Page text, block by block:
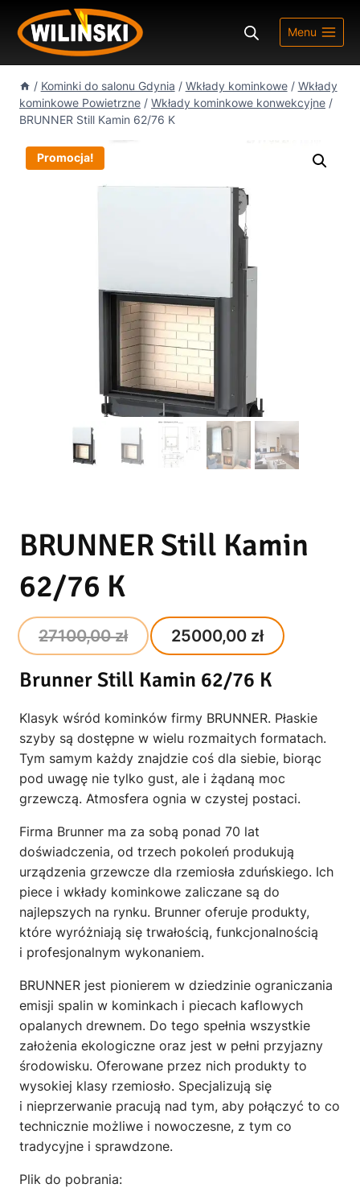
Przejdź
treści
Menu
/ Kominki do salonu Gdynia / Wkłady kominkowe / Wkłady
kominkowe Powietrzne / Wkłady kominkowe konwekcyjne /
BRUNNER Still Kamin 62/76 K
Promocja!
BRUNNER Still Kamin
62/76 K
27100,00zł
Original
price
was:
27100,00 zł.
25000,00 zł
Current
25000,00
Brunner Still Kamin 62/76 K
Klasyk wśród kominków firmy BRUNNER. Płaskie
szyby są dostępne w wielu rozmaitych formatach.
Tym samym każdy znajdzie coś dla siebie, biorąc
pod uwagę nie tylko gust, ale i żądaną moc
grzewczą. Atmosfera ognia w czystej postaci.
Firma Brunner ma za sobą ponad 70 lat
doświadczenia, od trzech pokoleń produkują
urządzenia grzewcze dla rzemiosła zduńskiego. Ich
piece i wkłady kominkowe zaliczane są do
najlepszych na rynku. Brunner oferuje produkty,
które wyróżniają się trwałością, funkcjonalnością
i profesjonalnym wykonaniem.
BRUNNER jest pionierem w dziedzinie ograniczania
emisji spalin w kominkach i piecach kaflowych
opalanych drewnem. Do tego spełnia wszystkie
założenia ekologiczne oraz jest w pełni przyjazny
środowisku. Oferowane przez nich produkty to
wysokiej klasy rzemiosło. Specjalizują się
i nieprzerwanie pracują nad tym, aby połączyć to co
technicznie możliwe i nowoczesne, z tym co
tradycyjne i sprawdzone.
Plik do pobrania: